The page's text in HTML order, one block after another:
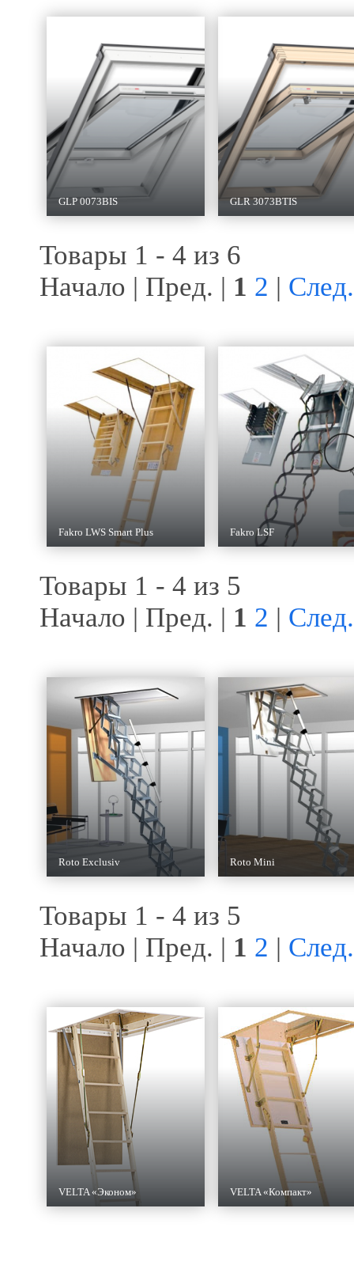
GLP 0073BIS GLR 3073BTIS
Товары 1 - 4 из 6
Начало | Пред. | 1 2 | След.
Fakro LWS Smart Plus Fakro LSF
Товары 1 - 4 из 5
Начало | Пред. | 1 2 | След.
Roto Exclusiv Roto Mini
Товары 1 - 4 из 5
Начало | Пред. | 1 2 | След.
VELTA «Эконом» VELTA «Компакт»